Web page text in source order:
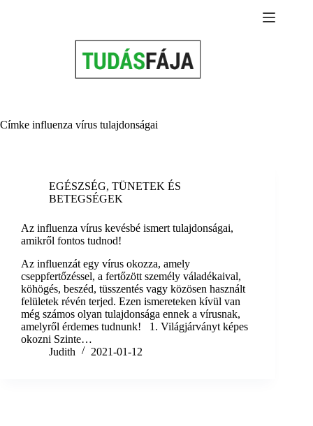
Címke influenza vírus tulajdonságai
EGÉSZSÉG, TÜNETEK ÉS
BETEGSÉGEK
Az influenza vírus kevésbé ismert tulajdonságai,
amikről fontos tudnod!
Az influenzát egy vírus okozza, amely
cseppfertőzéssel, a fertőzött személy váladékaival,
köhögés, beszéd, tüsszentés vagy közösen használt
felületek révén terjed. Ezen ismereteken kívül van
még számos olyan tulajdonsága ennek a vírusnak,
amelyről érdemes tudnunk! 1. Világjárványt képes
okozni Szinte…
Judith
2021-01-12